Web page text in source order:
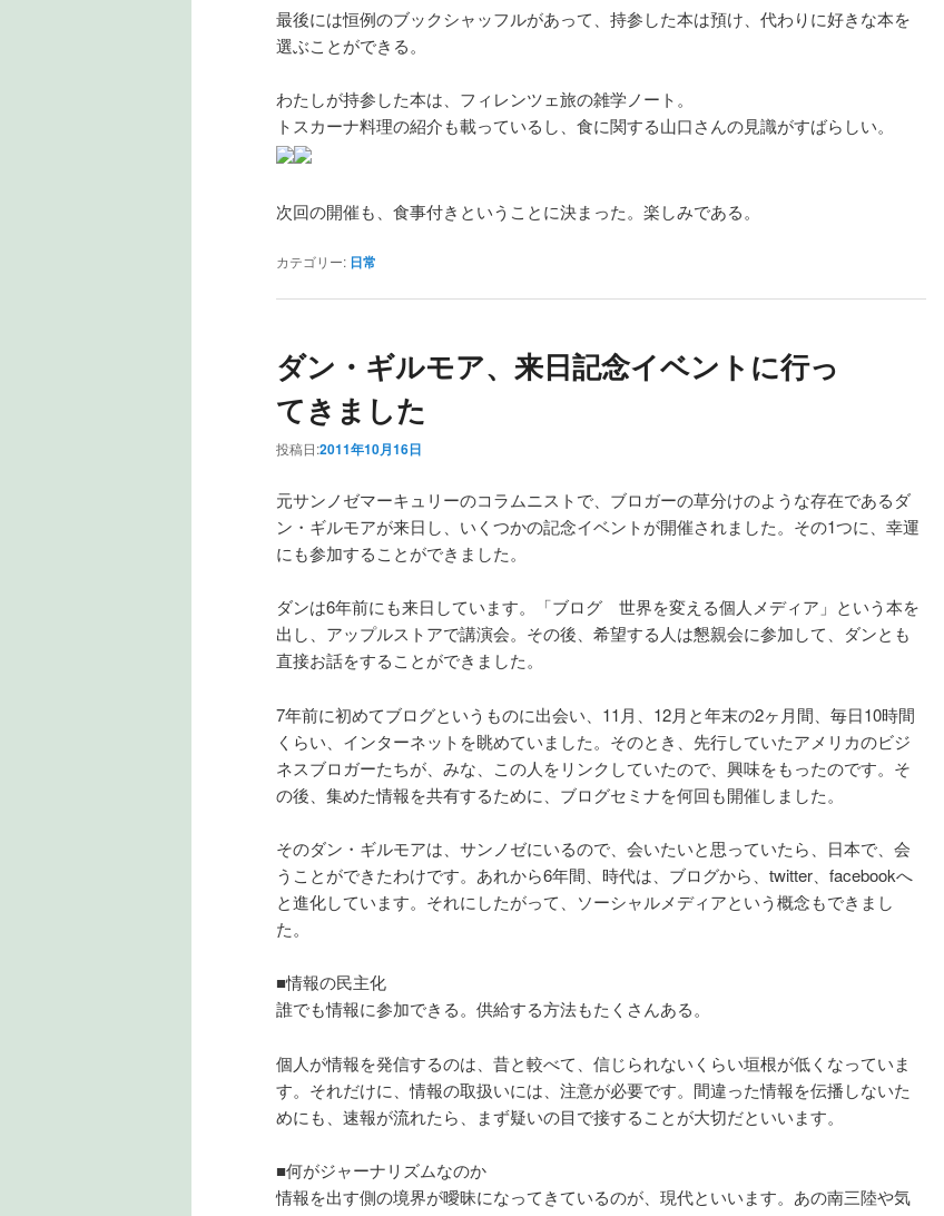
最後には恒例のブックシャッフルがあって、持参した本は預け、代わりに好きな本を
選ぶことができる。
わたしが持参した本は、フィレンツェ旅の雑学ノート。
トスカーナ料理の紹介も載っているし、食に関する山口さんの見識がすばらしい。
次回の開催も、食事付きということに決まった。楽しみである。
カテゴリー: 日常
ダン・ギルモア、来日記念イベントに行っ
てきました
投稿日:2011年10月16日
元サンノゼマーキュリーのコラムニストで、ブロガーの草分けのような存在であるダ
ン・ギルモアが来日し、いくつかの記念イベントが開催されました。その1つに、幸運
にも参加することができました。
ダンは6年前にも来日しています。「ブログ 世界を変える個人メディア」という本を
出し、アップルストアで講演会。その後、希望する人は懇親会に参加して、ダンとも
直接お話をすることができました。
7年前に初めてブログというものに出会い、11月、12月と年末の2ヶ月間、毎日10時間
くらい、インターネットを眺めていました。そのとき、先行していたアメリカのビジ
ネスブロガーたちが、みな、この人をリンクしていたので、興味をもったのです。そ
の後、集めた情報を共有するために、ブログセミナを何回も開催しました。
そのダン・ギルモアは、サンノゼにいるので、会いたいと思っていたら、日本で、会
うことができたわけです。あれから6年間、時代は、ブログから、twitter、facebookへ
と進化しています。それにしたがって、ソーシャルメディアという概念もできまし
た。
■情報の民主化
誰でも情報に参加できる。供給する方法もたくさんある。
個人が情報を発信するのは、昔と較べて、信じられないくらい垣根が低くなっていま
す。それだけに、情報の取扱いには、注意が必要です。間違った情報を伝播しないた
めにも、速報が流れたら、まず疑いの目で接することが大切だといいます。
■何がジャーナリズムなのか
情報を出す側の境界が曖昧になってきているのが、現代といいます。あの南三陸や気